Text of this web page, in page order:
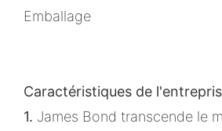
Emballage
Caractéristiques de
1. James Bond transcende le